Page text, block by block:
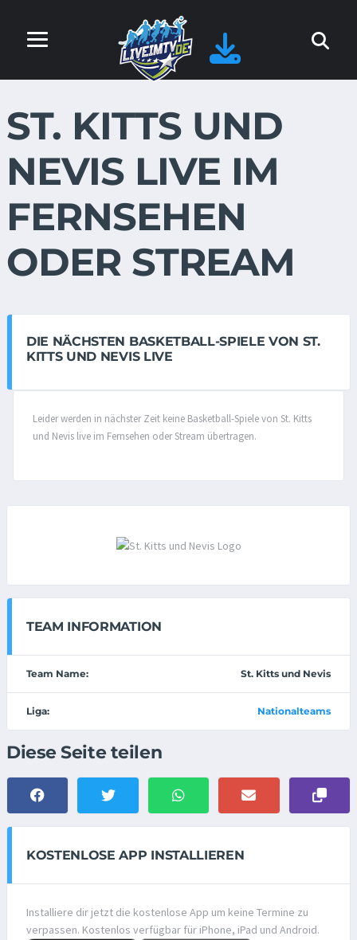
ST. KITTS UND
NEVIS LIVE IM
FERNSEHEN
ODER STREAM
DIE NÄCHSTEN BASKETBALL-SPIELE VON ST.
KITTS UND NEVIS LIVE
Leider werden in nächster Zeit keine Basketball-Spiele von St. Kitts
und Nevis live im Fernsehen oder Stream übertragen.
TEAM INFORMATION
Team Name: St. Kitts und Nevis
Liga: Nationalteams
Diese Seite teilen
KOSTENLOSE APP INSTALLIEREN
Installiere dir jetzt die kostenlose App um keine Termine zu
verpassen. Kostenlos verfügbar für iPhone, iPad und Android.